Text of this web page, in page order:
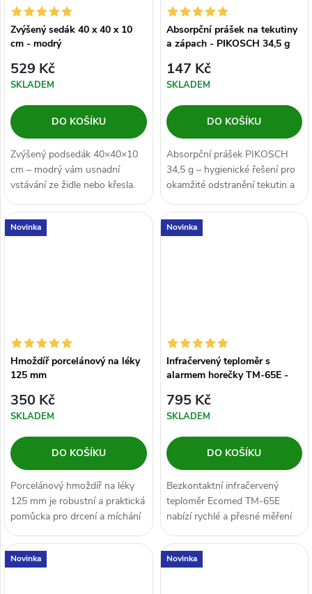
Zvýšený sedák 40 x 40 x 10
cm - modrý
529 Kč
SKLADEM
DO KOŠÍKU
Zvýšený podsedák 40×40×10
cm – modrý vám usnadní
vstávání ze židle nebo křesla.
Pevná výška navíc poskytuje
komfort...
Absorpční prášek na tekutiny
a zápach - PIKOSCH 34,5 g
147 Kč
SKLADEM
DO KOŠÍKU
Absorpční prášek PIKOSCH
34,5 g – hygienické řešení pro
okamžité odstranění tekutin a
zápachu. Pohlcuje moč, krev,...
Novinka
Hmoždíř porcelánový na léky
125 mm
350 Kč
SKLADEM
DO KOŠÍKU
Porcelánový hmoždíř na léky
125 mm je robustní a praktická
pomůcka pro drcení a míchání
prášků, bylin či léků. Díky...
Novinka
Infračervený teploměr s
alarmem horečky TM-65E -
795 Kč
SKLADEM
DO KOŠÍKU
Bezkontaktní infračervený
teploměr Ecomed TM-65E
nabízí rychlé a přesné měření
tělesné teploty bez nutnosti
dotyku....
Novinka Novinka